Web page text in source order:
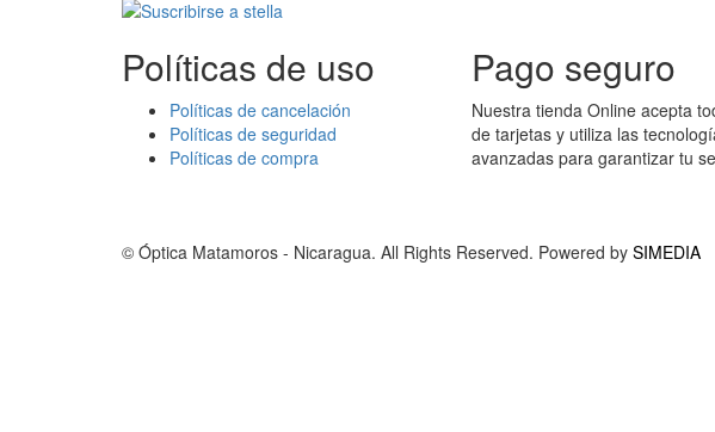
Políticas de uso
Políticas de cancelación
Políticas de seguridad
Políticas de compra
Pago seguro
Nuestra tienda Online acepta
de tarjetas y utiliza las
avanzadas para garantizar tu
© Óptica Matamoros - Nicaragua. All Rights Reserved. Powered by SIMEDIA